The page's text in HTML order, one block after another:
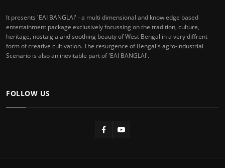
It presents 'EAI BANGLAI' - a multi dimensional and knowledge based
entertainment package exclusively focussing on the tradition, culture,
heritage, nostalgia and soothing beauty of West Bengal in a very diffrent
form of creative cultivation. The resurgence of Bengal's agro-industrial
Scenario is also an inevitable part of 'EAI BANGLAI'.
FOLLOW US